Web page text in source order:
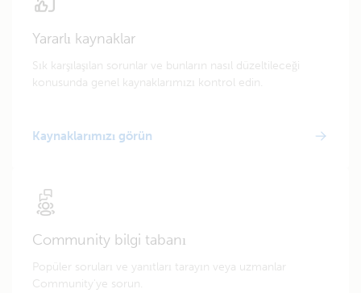
Yararlı kaynaklar
Sık karşılaşılan sorunlar ve bunların nasıl düzeltileceği
konusunda genel kaynaklarımızı kontrol edin.
Kaynaklarımızı görün
Community bilgi tabanı
Popüler soruları ve yanıtları tarayın veya uzmanlar
Community'ye sorun.